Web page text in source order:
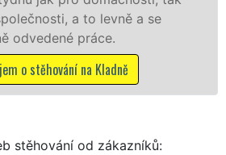
franchisové sítě EXTRA STĚHOVÁNÍ.
Nabízíme stěhovací služby NON-
včetně víkendů a svátků bez
Mám zájem o stěhovací služby na